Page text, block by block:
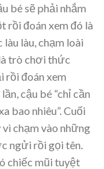
bé sẽ phải nhắm
rồi đoán xem đó là
làu làu, chạm loài
trò chơi thức
rồi đoán xem
cậu bé “chỉ cần
bao nhiêu”. Cuối
chạm vào những
ngửi rồi gọi tên.
chiếc mũi tuyệt